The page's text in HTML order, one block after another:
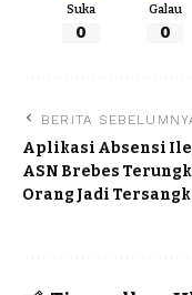
Suka
0
Galau
0
BERITA
Aplikasi Absensi
ASN Brebes
Orang Jadi